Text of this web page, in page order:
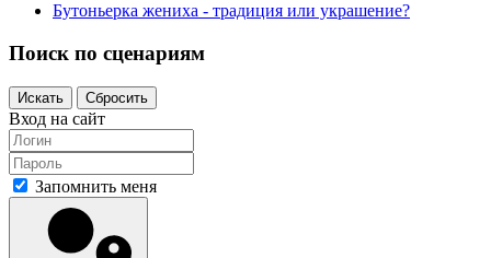
Бутоньерка жениха - традиция или украшение?
Поиск по сценариям
Вход на сайт
Запомнить меня